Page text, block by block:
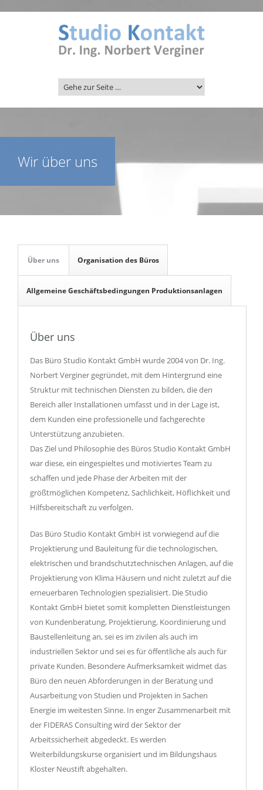
Wir über uns
Über uns Organisation des Büros
Allgemeine Geschäftsbedingungen Produktionsanlagen
Über uns
Das Büro Studio Kontakt GmbH wurde 2004 von Dr. Ing.
Norbert Verginer gegründet, mit dem Hintergrund eine
Struktur mit technischen Diensten zu bilden, die den
Bereich aller Installationen umfasst und in der Lage ist,
dem Kunden eine professionelle und fachgerechte
Unterstützung anzubieten.
Das Ziel und Philosophie des Büros Studio Kontakt GmbH
war diese, ein eingespieltes und motiviertes Team zu
schaffen und jede Phase der Arbeiten mit der
größtmöglichen Kompetenz, Sachlichkeit, Höflichkeit und
Hilfsbereitschaft zu verfolgen.
Das Büro Studio Kontakt GmbH ist vorwiegend auf die
Projektierung und Bauleitung für die technologischen,
elektrischen und brandschutztechnischen Anlagen, auf die
Projektierung von Klima Häusern und nicht zuletzt auf die
erneuerbaren Technologien spezialisiert. Die Studio
Kontakt GmbH bietet somit kompletten Dienstleistungen
von Kundenberatung, Projektierung, Koordinierung und
Baustellenleitung an, sei es im zivilen als auch im
industriellen Sektor und sei es für öffentliche als auch für
private Kunden. Besondere Aufmerksamkeit widmet das
Büro den neuen Abforderungen in der Beratung und
Ausarbeitung von Studien und Projekten in Sachen
Energie im weitesten Sinne. In enger Zusammenarbeit mit
der FIDERAS Consulting wird der Sektor der
Arbeitssicherheit abgedeckt. Es werden
Weiterbildungskurse organisiert und im Bildungshaus
Kloster Neustift abgehalten.